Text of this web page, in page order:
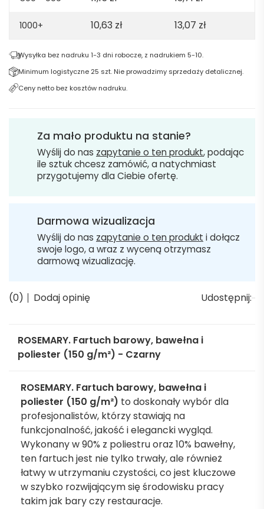
1000+ 10,63 zł 13,07 zł
Wysyłka bez nadruku 1-3 dni robocze, z nadrukiem 5-10.
Minimum logistyczne 25 szt. Nie prowadzimy sprzedaży detalicznej.
Ceny netto bez kosztów nadruku.
Za mało produktu na stanie?
Wyślij do nas zapytanie o ten produkt, podając
ile sztuk chcesz zamówić, a natychmiast
przygotujemy dla Ciebie ofertę.
Darmowa wizualizacja
Wyślij do nas zapytanie o ten produkt i dołącz
swoje logo, a wraz z wyceną otrzymasz
darmową wizualizację.
(0) Dodaj opinię Udostępnij:
ROSEMARY. Fartuch barowy, bawełna i
poliester (150 g/m²) - Czarny
ROSEMARY. Fartuch barowy, bawełna i
poliester (150 g/m²) to doskonały wybór dla
profesjonalistów, którzy stawiają na
funkcjonalność, jakość i elegancki wygląd.
Wykonany w 90% z poliestru oraz 10% bawełny,
ten fartuch jest nie tylko trwały, ale również
łatwy w utrzymaniu czystości, co jest kluczowe
w szybko rozwijającym się środowisku pracy
takim jak bary czy restauracje.